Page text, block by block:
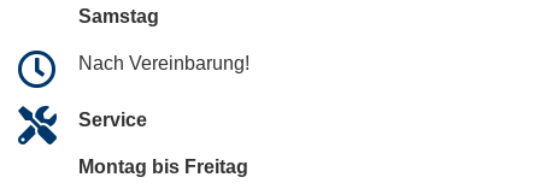
Samstag
Nach Vereinbarung!
Service
Montag bis Freitag